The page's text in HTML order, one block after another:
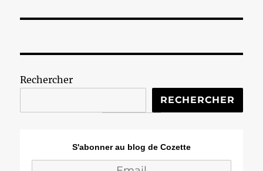
Rechercher
RECHERCHER
S'abonner au blog de Cozette